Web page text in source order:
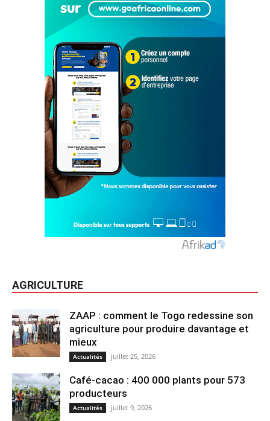
AGRICULTURE
ZAAP : comment le Togo redessine son
agriculture pour produire davantage et
mieux
Actualités juillet 25, 2026
Café-cacao : 400 000 plants pour 573
producteurs
Actualités juillet 9, 2026